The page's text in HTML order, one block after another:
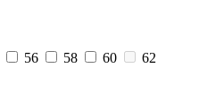
56 58 60
62